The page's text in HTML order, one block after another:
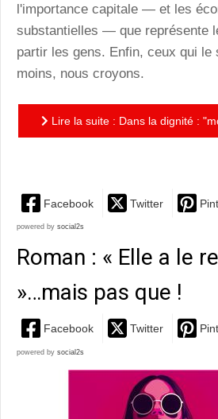
l'importance capitale — et les
substantielles — que représente
partir les gens. Enfin, ceux qui le
moins, nous croyons.
Lire la suite : Dans la dignité :
Facebook Twitter
powered by social2s
Roman : « Elle a le
»…mais pas que !
Facebook Twitter
powered by social2s